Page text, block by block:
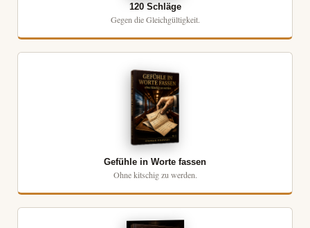
120 Schläge
Gegen die Gleichgültigkeit.
Gefühle in Worte fassen
Ohne kitschig zu werden.